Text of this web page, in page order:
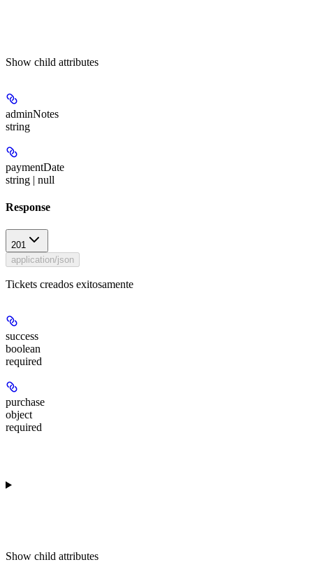
Show child attributes
adminNotes
string
paymentDate
string | null
Response
201
application/json
Tickets creados exitosamente
success
boolean
required
purchase
object
required
Show child attributes